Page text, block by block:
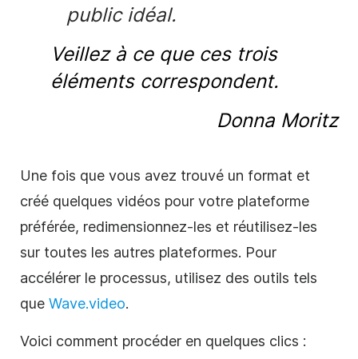
public idéal.
Veillez à ce que ces trois
éléments correspondent.
Donna Moritz
Une fois que vous avez trouvé un format et
créé quelques vidéos pour votre plateforme
préférée, redimensionnez-les et réutilisez-les
sur toutes les autres plateformes. Pour
accélérer le processus, utilisez des outils tels
que Wave.video.
Voici comment procéder en quelques clics :